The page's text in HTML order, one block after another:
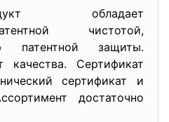
обладает
чистотой,
патентной защиты.
качества. Сертификат
сертификат и
достаточно